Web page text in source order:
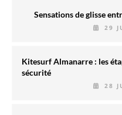
Sensations de glisse
29
Kitesurf Almanarre : les
sécurité
28